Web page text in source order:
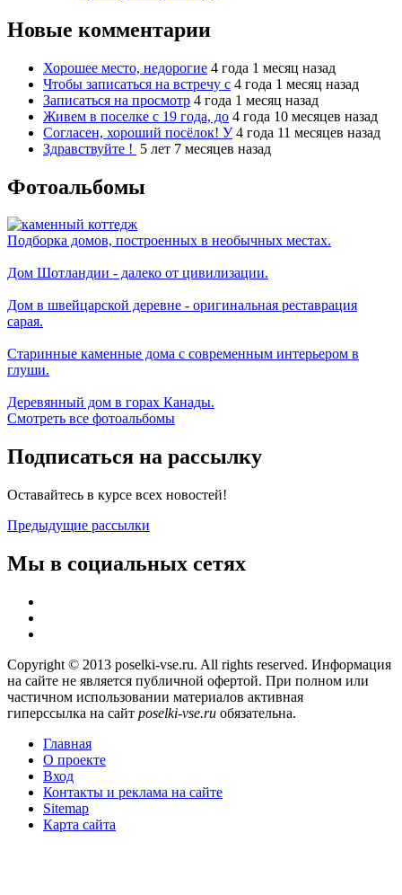
Новые комментарии
Хорошее место, недорогие 4 года 1 месяц назад
Чтобы записаться на встречу с 4 года 1 месяц назад
Записаться на просмотр 4 года 1 месяц назад
Живем в поселке с 19 года, до 4 года 10 месяцев назад
Согласен, хороший посёлок! У 4 года 11 месяцев назад
Здравствуйте ! 5 лет 7 месяцев назад
Фотоальбомы
Подборка домов, построенных в необычных местах.
Дом Шотландии - далеко от цивилизации.
Дом в швейцарской деревне - оригинальная реставрация
сарая.
Старинные каменные дома с современным интерьером в
глуши.
Деревянный дом в горах Канады.
Смотреть все фотоальбомы
Подписаться на рассылку
Оставайтесь в курсе всех новостей!
Предыдущие рассылки
Мы в социальных сетях
Copyright © 2013 poselki-vse.ru. All rights reserved. Информация
на сайте не является публичной офертой. При полном или
частичном использовании материалов активная
гиперссылка на сайт poselki-vse.ru​ обязательна.
Главная
О проекте
Вход
Контакты и реклама на сайте
Sitemap
Карта сайта